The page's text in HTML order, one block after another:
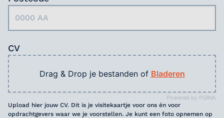
CV
Powered by PQINA
Drag & Drop je bestanden of Bladeren
Upload hier jouw CV. Dit is je visitekaartje voor ons én voor
opdrachtgevers waar we je voorstellen. Je kunt een foto opnemen op